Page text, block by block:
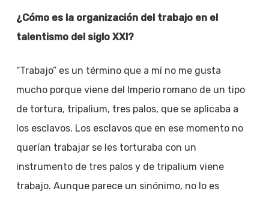
¿Cómo es la organización del trabajo en el
talentismo del siglo XXI?
“Trabajo” es un término que a mí no me gusta
mucho porque viene del Imperio romano de un tipo
de tortura, tripalium, tres palos, que se aplicaba a
los esclavos. Los esclavos que en ese momento no
querían trabajar se les torturaba con un
instrumento de tres palos y de tripalium viene
trabajo. Aunque parece un sinónimo, no lo es